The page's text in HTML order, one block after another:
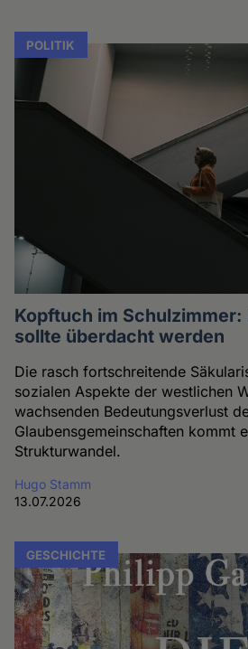
POLITIK
Kopftuch im Schulzimmer:
sollte überdacht werden
Die rasch fortschreitende
sozialen Aspekte der westlichen
wachsenden Bedeutungsverlust
Glaubensgemeinschaften kommt
Strukturwandel.
Hugo Stamm
13.07.2026
GESCHICHTE